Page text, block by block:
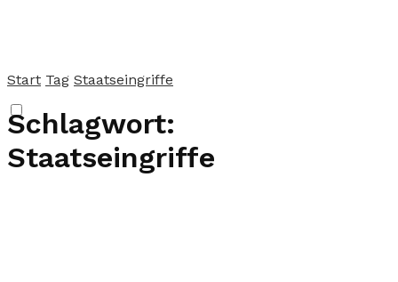
Start Tag Staatseingriffe
Schlagwort:
Staatseingriffe